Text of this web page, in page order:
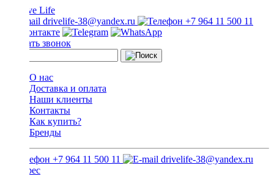
drivelife-38@yandex.ru +7 964 11 500 11
Заказать звонок
О нас
Доставка и оплата
Наши клиенты
Контакты
Как купить?
Бренды
+7 964 11 500 11 drivelife-38@yandex.ru